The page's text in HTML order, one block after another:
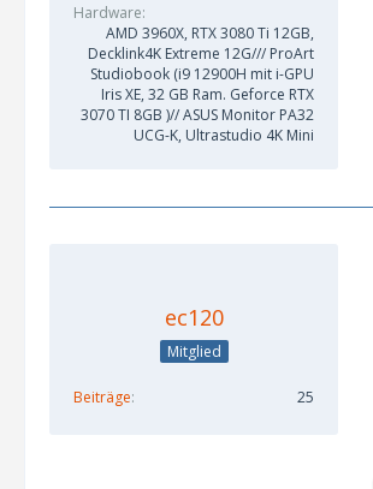
Hardware
AMD 3960X, RTX 3080 Ti 12GB,
Decklink4K Extreme 12G/// ProArt
Studiobook (i9 12900H mit i-GPU
Iris XE, 32 GB Ram. Geforce RTX
3070 TI 8GB )// ASUS Monitor PA32
UCG-K, Ultrastudio 4K Mini
ec120
Mitglied
Beiträge 25